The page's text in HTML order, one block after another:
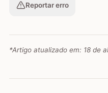
Reportar erro
*Artigo atualizado em: 18 de